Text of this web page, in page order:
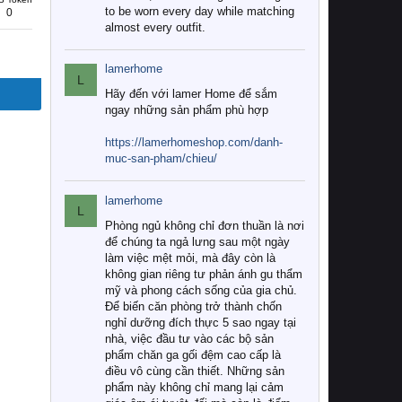
0
to be worn every day while matching
almost every outfit.
L
lamerhome
Hãy đến với lamer Home để sắm
ngay những sản phẩm phù hợp
https://lamerhomeshop.com/danh-
muc-san-pham/chieu/
L
lamerhome
Phòng ngủ không chỉ đơn thuần là nơi
để chúng ta ngả lưng sau một ngày
làm việc mệt mỏi, mà đây còn là
không gian riêng tư phản ánh gu thẩm
mỹ và phong cách sống của gia chủ.
Để biến căn phòng trở thành chốn
nghỉ dưỡng đích thực 5 sao ngay tại
nhà, việc đầu tư vào các bộ sản
phẩm chăn ga gối đệm cao cấp là
điều vô cùng cần thiết. Những sản
phẩm này không chỉ mang lại cảm